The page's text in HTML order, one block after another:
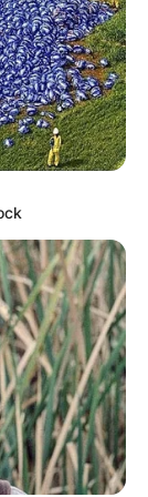
dengan yang
dan lainnya.